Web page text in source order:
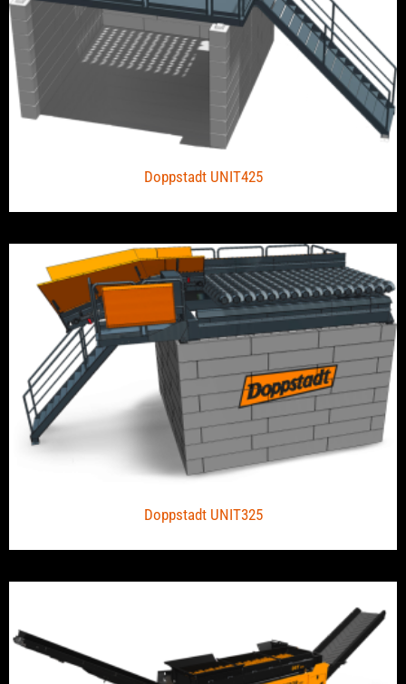
Doppstadt UNIT425
Doppstadt UNIT325